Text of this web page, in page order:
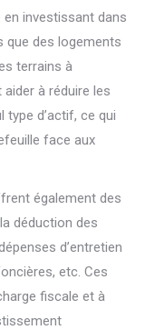
investissant dans
que des logements
terrains à
à réduire les
d’actif, ce qui
face aux
également des
déduction des
d’entretien
etc. Ces
fiscale et à